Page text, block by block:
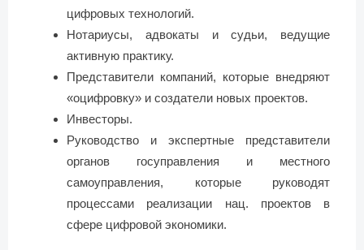
цифровых технологий.
Нотариусы, адвокаты и судьи, ведущие
активную практику.
Представители компаний, которые внедряют
«оцифровку» и создатели новых проектов.
Инвесторы.
Руководство и экспертные представители
органов госуправления и местного
самоуправления, которые руководят
процессами реализации нац. проектов в
сфере цифровой экономики.